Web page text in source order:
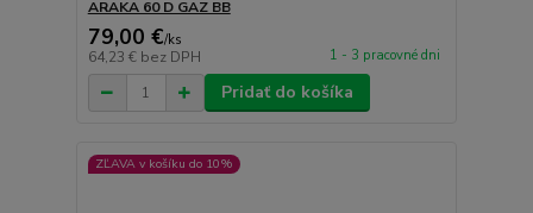
ARAKA 60 D GAZ BB
79,00 €/ks
64,23 € bez DPH 1 - 3 pracovné dni
Pridať do košíka
ZĽAVA v košíku do 10%